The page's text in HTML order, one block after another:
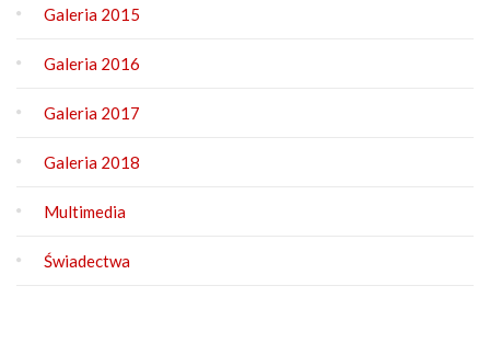
Galeria 2015
Galeria 2016
Galeria 2017
Galeria 2018
Multimedia
Świadectwa